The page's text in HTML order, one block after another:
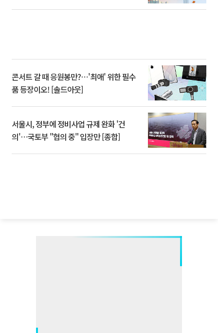
콘서트 갈 때 응원봉만?⋯'최애' 위한 필수
품 등장이오! [솔드아웃]
서울시, 정부에 정비사업 규제 완화 '건
의'⋯국토부 "협의 중" 입장만 [종합]